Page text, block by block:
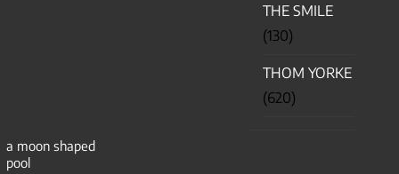
THE SMILE
(130)
THOM YORKE
(620)
a moon shaped
pool